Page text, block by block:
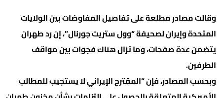
وقالت مصادر مطلعة على تفاصيل المفاوضات بين الولايات
المتحدة وإيران لصحيفة “وول ستريت جورنال”، إن رد طهران
يتضمن عدة صفحات، وما تزال هناك فجوات بين مواقف
الطرفين.
وبحسب المصادر، فإن “المقترح الإيراني لا يستجيب للمطالب